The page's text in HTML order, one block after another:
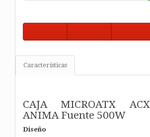
Características
CAJA MICROATX
ANIMA Fuente 500W
Diseño